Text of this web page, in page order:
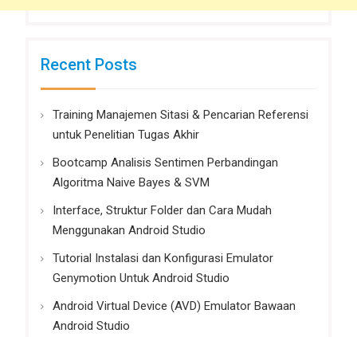
Recent Posts
Training Manajemen Sitasi & Pencarian Referensi
untuk Penelitian Tugas Akhir
Bootcamp Analisis Sentimen Perbandingan
Algoritma Naive Bayes & SVM
Interface, Struktur Folder dan Cara Mudah
Menggunakan Android Studio
Tutorial Instalasi dan Konfigurasi Emulator
Genymotion Untuk Android Studio
Android Virtual Device (AVD) Emulator Bawaan
Android Studio